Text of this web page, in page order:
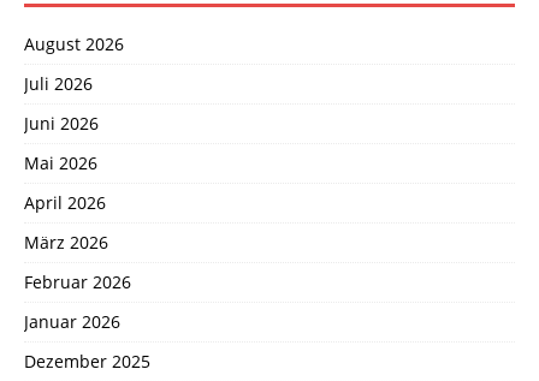
August 2026
Juli 2026
Juni 2026
Mai 2026
April 2026
März 2026
Februar 2026
Januar 2026
Dezember 2025